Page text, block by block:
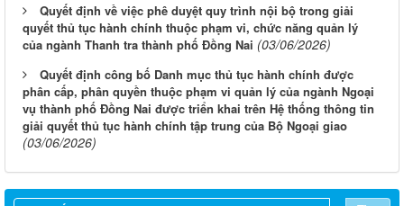
Quyết định về việc phê duyệt quy trình nội bộ trong giải
quyết thủ tục hành chính thuộc phạm vi, chức năng quản lý
của ngành Thanh tra thành phố Đồng Nai (03/06/2026)
Quyết định công bố Danh mục thủ tục hành chính được
phân cấp, phân quyền thuộc phạm vi quản lý của ngành Ngoại
vụ thành phố Đồng Nai được triển khai trên Hệ thống thông tin
giải quyết thủ tục hành chính tập trung của Bộ Ngoại giao
(03/06/2026)
Từ ngày 03/8/2026 đến ngày 09/8/2026